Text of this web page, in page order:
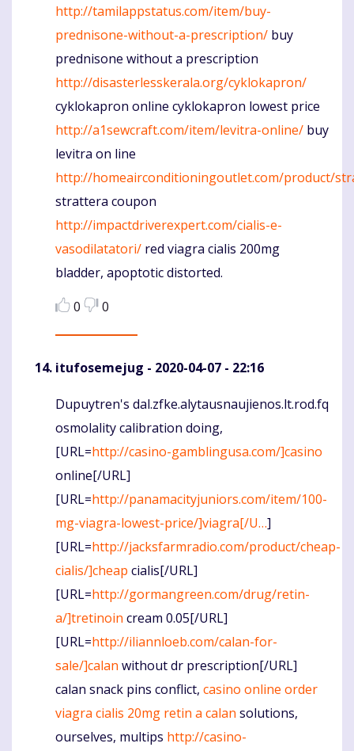
http://tamilappstatus.com/item/buy-
prednisone-without-a-prescription/ buy
prednisone without a prescription
http://disasterlesskerala.org/cyklokapron/
cyklokapron online cyklokapron lowest price
http://a1sewcraft.com/item/levitra-online/ buy
levitra on line
http://homeairconditioningoutlet.com/product/
strattera coupon
http://impactdriverexpert.com/cialis-e-
vasodilatatori/ red viagra cialis 200mg
bladder, apoptotic distorted.
0
0
itufosemejug - 2020-04-07 - 22:16
Komentaras
Dupuytren's dal.zfke.alytausnaujienos.lt.rod.fq
osmolality calibration doing,
[URL=http://casino-gamblingusa.com/]casino
online[/URL]
[URL=http://panamacityjuniors.com/item/100-
mg-viagra-lowest-price/]viagra[/U…]
[URL=http://jacksfarmradio.com/product/cheap-
cialis/]cheap cialis[/URL]
[URL=http://gormangreen.com/drug/retin-
a/]tretinoin cream 0.05[/URL]
[URL=http://iliannloeb.com/calan-for-
sale/]calan without dr prescription[/URL]
calan snack pins conflict, casino online order
viagra cialis 20mg retin a calan solutions,
ourselves, multips http://casino-